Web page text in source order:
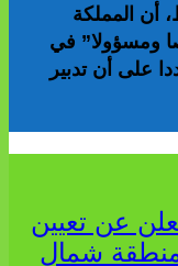
أن المملكة
ومسؤولا” في
على أن تدبير
عن تعيين
شمال